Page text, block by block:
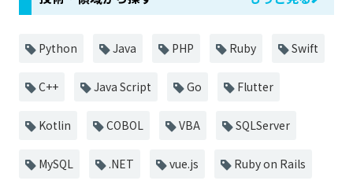
Python Java PHP Ruby Swift
C++ Java Script Go Flutter
Kotlin COBOL VBA SQLServer
MySQL .NET vue.js Ruby on Rails